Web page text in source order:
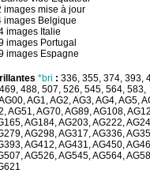
images mise à jour
images Belgique
images Italie
images Portugal
images Espagne
*bri : 336, 355, 374, 393,
488, 507, 526, 545, 564, 583,
AG1, AG2, AG3, AG4, AG5,
AG51, AG70, AG89, AG108,
AG184, AG203, AG222,
AG298, AG317, AG336,
AG412, AG431, AG450,
AG526, AG545, AG564,